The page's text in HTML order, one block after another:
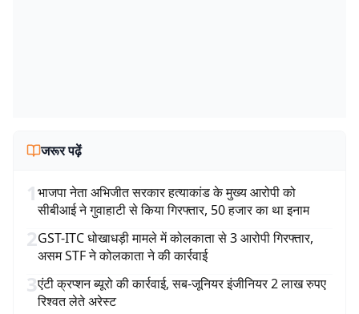
जरूर पढ़ें
1भाजपा नेता अभिजीत सरकार हत्याकांड के मुख्य आरोपी को
सीबीआई ने गुवाहाटी से किया गिरफ्तार, 50 हजार का था इनाम
2GST-ITC धोखाधड़ी मामले में कोलकाता से 3 आरोपी गिरफ्तार,
असम STF ने कोलकाता ने की कार्रवाई
3एंटी क्रप्शन ब्यूरो की कार्रवाई, सब-जूनियर इंजीनियर 2 लाख रुपए
रिश्वत लेते अरेस्ट